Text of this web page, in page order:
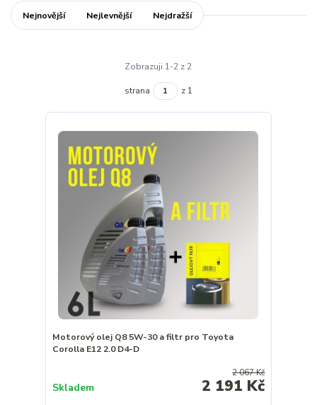
Nejnovější Nejlevnější Nejdražší
Zobrazuji 1-2 z 2
strana z 1
Motorový olej Q8 5W-30 a filtr pro Toyota
Corolla E12 2.0 D4-D
2 067 Kč
2 191 Kč
Skladem